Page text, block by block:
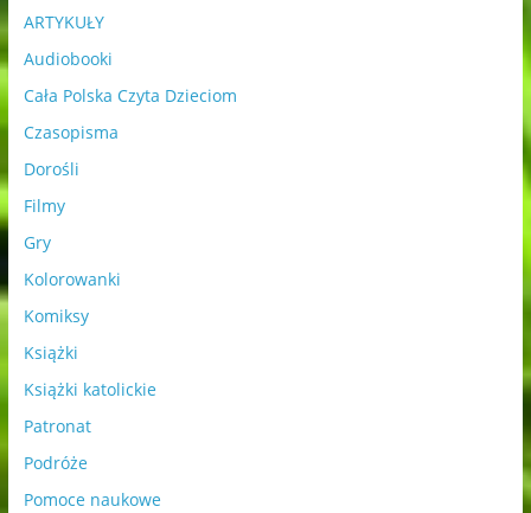
ARTYKUŁY
Audiobooki
Cała Polska Czyta Dzieciom
Czasopisma
Dorośli
Filmy
Gry
Kolorowanki
Komiksy
Książki
Książki katolickie
Patronat
Podróże
Pomoce naukowe